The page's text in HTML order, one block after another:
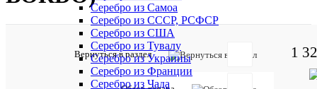
Серебро из Самоа
Серебро из СССР, РСФСР
Серебро из США
Серебро из Тувалу
Серебро из Украины
Серебро из Франции
Серебро из Чада
Вернуться в раздел 1